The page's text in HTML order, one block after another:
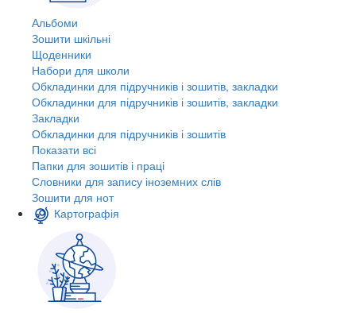
Альбоми
Зошити шкільні
Щоденники
Набори для школи
Обкладинки для підручників і зошитів, закладки
Обкладинки для підручників і зошитів, закладки
Закладки
Обкладинки для підручників і зошитів
Показати всі
Папки для зошитів і праці
Словники для запису іноземних слів
Зошити для нот
Картографія